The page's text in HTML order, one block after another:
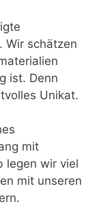
Wir schätzen
ist. Denn
Unikat.
mit
legen wir viel
mit unseren